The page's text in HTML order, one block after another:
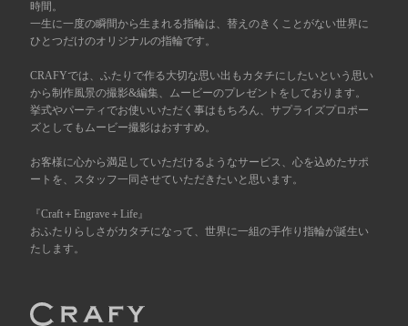
時間。
一生に一度の瞬間から生まれる指輪は、替えのきくことがない世界に
ひとつだけのオリジナルの指輪です。
CRAFYでは、ふたりで作る大切な思い出もカタチにしたいという思い
から制作風景の撮影&編集、ムービーのプレゼントをしております。
挙式やパーティでお使いいただく事はもちろん、サプライズプロポー
ズとしてもムービー撮影はおすすめ。
お客様に心から満足していただけるようなサービス、心を込めたサポ
ートを、スタッフ一同させていただきたいと思います。
『Craft＋Engrave＋Life』
おふたりらしさがカタチになって、世界に一組の手作り指輪が誕生い
たします。
広島店
オーダーメイド ご予約